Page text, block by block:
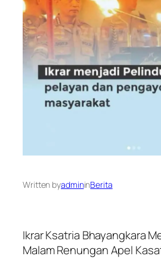
Written byadmininBerita
Ikrar Ksatria Bhayangkara
Malam Renungan Apel